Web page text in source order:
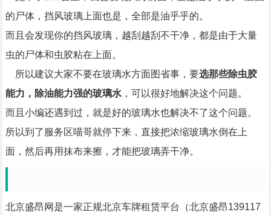
的尸体，挡风玻璃上面也是，全部是油乎乎的。
而且会发现你的挡风玻璃，越刮越刮不干净，都是由于大量
虫的尸体和虫胶粘在上面。
所以建议大家不要在玻璃水方面图省事，要选那些除虫胶
能力，除油能力强的玻璃水，可以很好地解决这个问题。
而且小编还遇到过，就是好的玻璃水也解决不了这个问题。
所以到了服务区喵哥就停下来，直接把浓缩玻璃水倒在上
面，然后再用抹布来擦，才能把玻璃弄干净。
北京盛昂网是一家正规北京车牌租赁平台（北京盛昂139117